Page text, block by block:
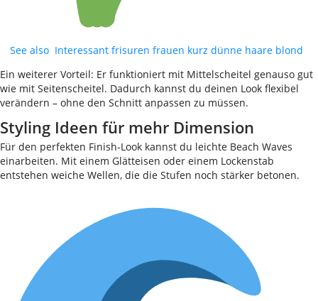
See also Interessant frisuren frauen kurz dünne haare blond
Ein weiterer Vorteil: Er funktioniert mit Mittelscheitel genauso gut
wie mit Seitenscheitel. Dadurch kannst du deinen Look flexibel
verändern – ohne den Schnitt anpassen zu müssen.
Styling Ideen für mehr Dimension
Für den perfekten Finish-Look kannst du leichte Beach Waves
einarbeiten. Mit einem Glätteisen oder einem Lockenstab
entstehen weiche Wellen, die die Stufen noch stärker betonen.